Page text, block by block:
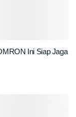
Ini Siap Jaga